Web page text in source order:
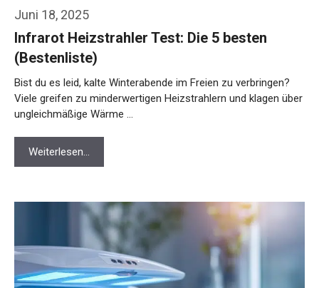
Juni 18, 2025
Infrarot Heizstrahler Test: Die 5 besten
(Bestenliste)
Bist du es leid, kalte Winterabende im Freien zu verbringen?
Viele greifen zu minderwertigen Heizstrahlern und klagen über
ungleichmäßige Wärme …
Weiterlesen…